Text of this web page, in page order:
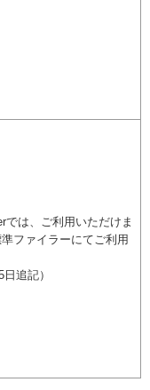
は、ご利用いただけま
ファイラーにてご利用
日追記）